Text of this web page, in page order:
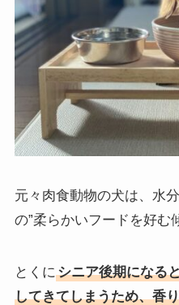
元々肉食動物の犬は、水
の”柔らかいフードを好む
とくに シニア後期になる
してきてしまうため、香